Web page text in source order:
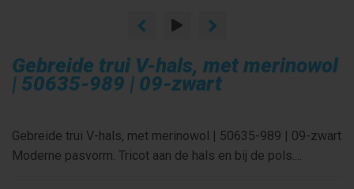
Gebreide trui V-hals, met merinowol
| 50635-989 | 09-zwart
Gebreide trui V-hals, met merinowol | 50635-989 | 09-zwart
Moderne pasvorm. Tricot aan de hals en bij de pols....